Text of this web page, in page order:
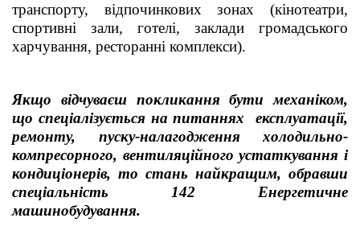
транспорту, відпочинкових зонах (кінотеатри,
спортивні зали, готелі, заклади громадського
харчування, ресторанні комплекси).
Якщо відчуваєш покликання бути механіком,
що спеціалізується на питаннях експлуатації,
ремонту, пуску-налагодження холодильно-
компресорного, вентиляційного устаткування і
кондиціонерів, то стань найкращим, обравши
спеціальність 142 Енергетичне
машинобудування.